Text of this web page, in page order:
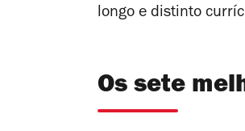
longo e distinto
Os sete